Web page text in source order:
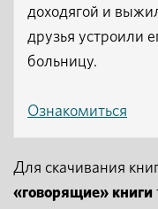
доходягой и
друзья устроили
больницу.
Ознакомиться
Для скачивания
«говорящие» книги